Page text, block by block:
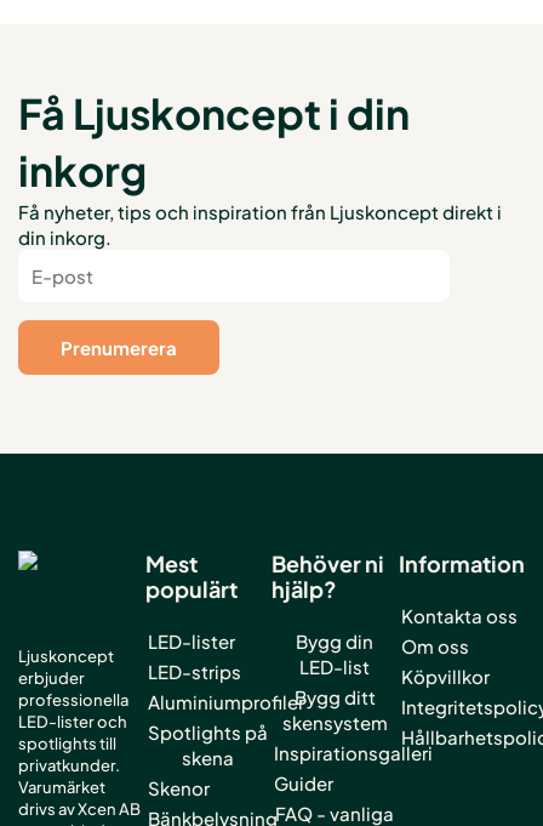
Få Ljuskoncept i din
inkorg
Få nyheter, tips och inspiration från Ljuskoncept direkt i
din inkorg.
Ljuskoncept
erbjuder
professionella
LED-lister och
spotlights till
privatkunder.
Varumärket
drivs av Xcen AB
Mest
populärt
LED-lister
LED-strips
Aluminiumprofiler
Spotlights på
skena
Skenor
Bänkbelysning
Behöver ni
hjälp?
Bygg din
LED-list
Bygg ditt
skensystem
Inspirationsgalleri
Guider
FAQ - vanliga
Information
Kontakta oss
Om oss
Köpvillkor